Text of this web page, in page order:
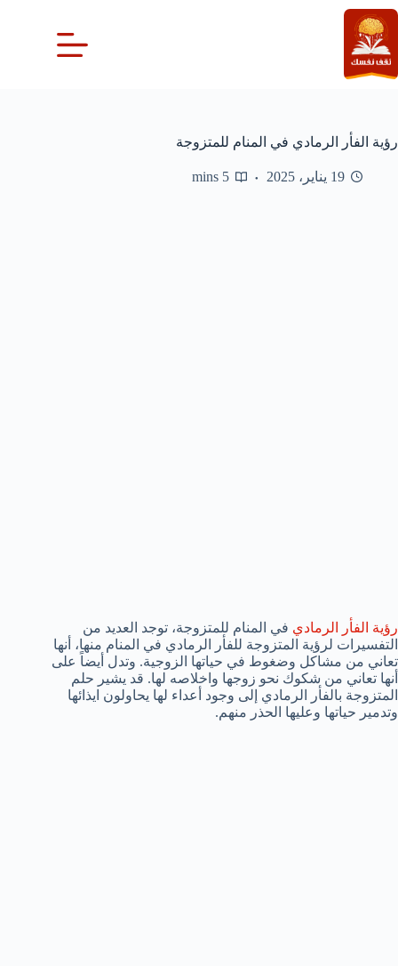
التجاوز
إلى
المحتوى
رؤية الفأر الرمادي في المنام للمتزوجة
19 يناير، 2025 5 mins
رؤية الفأر الرمادي في المنام للمتزوجة، توجد العديد من
التفسيرات لرؤية المتزوجة للفأر الرمادي في المنام منها، أنها
تعاني من مشاكل وضغوط في حياتها الزوجية. وتدل أيضاً على
أنها تعاني من شكوك نحو زوجها واخلاصه لها. قد يشير حلم
المتزوجة بالفأر الرمادي إلى وجود أعداء لها يحاولون ايذائها
وتدمير حياتها وعليها الحذر منهم.